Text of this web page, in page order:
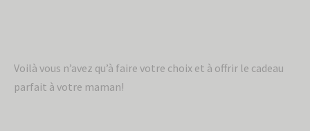
Voilà vous n’avez qu’à faire votre choix et à offrir le cadeau
parfait à votre maman!